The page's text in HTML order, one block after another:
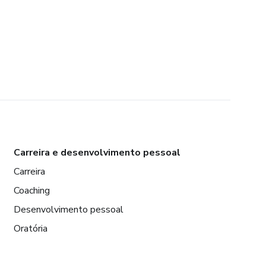
Carreira e desenvolvimento pessoal
Carreira
Coaching
Desenvolvimento pessoal
Oratória